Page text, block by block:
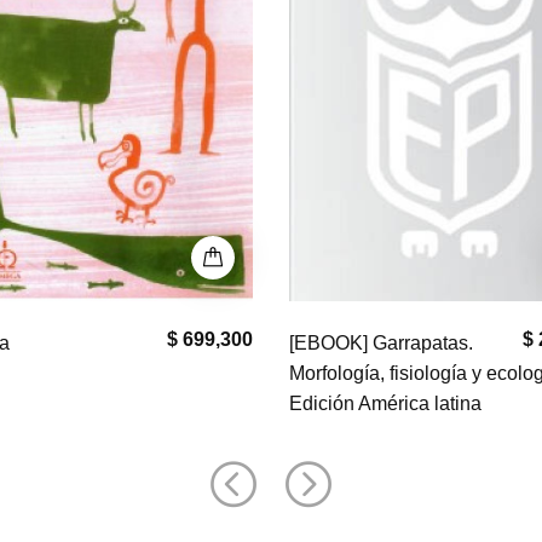
$ 255,000
Garrapatas.
$
La Ganadería
Paralela-Bases Para una
Avanzada (2° Edición)